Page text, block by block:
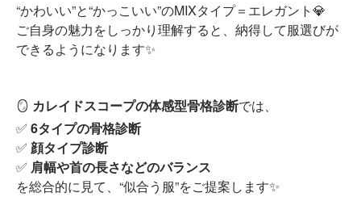
“かわいい”と“かっこいい”のMIXタイプ＝エレガント💎
ご自身の魅力をしっかり理解すると、納得して服選びが
できるようになります✨
🪞 カレイドスコープの体感型骨格診断では、
✅ 6タイプの骨格診断
✅ 顔タイプ診断
✅ 肩幅や首の長さなどのバランス
を総合的に見て、“似合う服”をご提案します✨